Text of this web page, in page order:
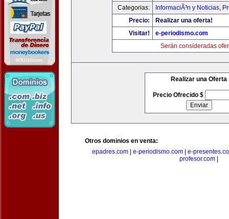
Categorias:
InformaciÃ³n y Noticias,
Precio:
Realizar una oferta!
Visitar!
e-periodismo.com
Serán consideradas
Realizar una Oferta
Precio Ofrecido $
Otros dominios en venta:
epadres.com
e-periodismo.com
e-
profesor.com